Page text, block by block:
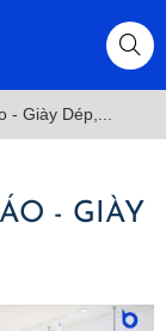
- Giày Dép,...
- GIÀY